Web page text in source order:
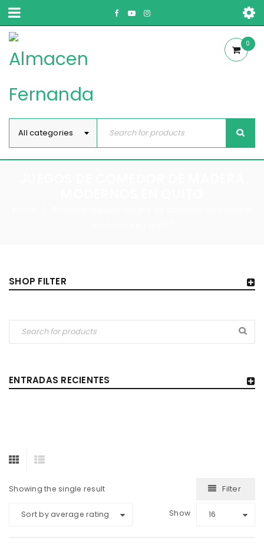
All categories
0
SHOP FILTER
ENTRADAS RECIENTES
Showing the single result Filter
Sort by average rating Show 16